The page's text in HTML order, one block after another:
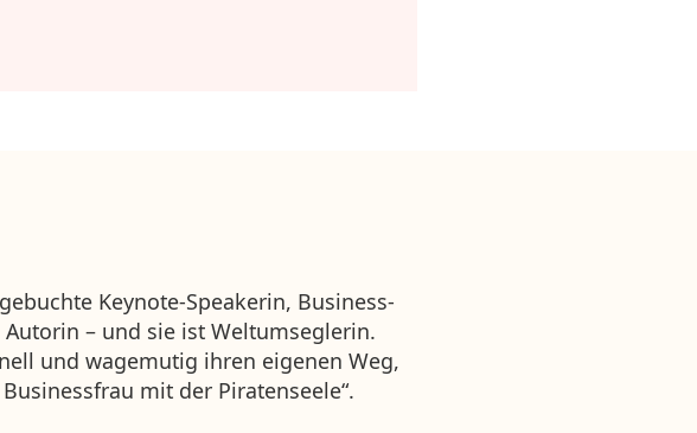
Keynote-Speakerin, Business-
– und sie ist Weltumseglerin.
und wagemutig ihren eigenen Weg,
mit der Piratenseele“.